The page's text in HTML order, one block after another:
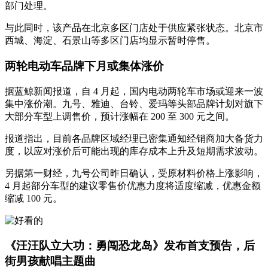
部门处理。
与此同时，该产品在北京多区门店处于供应紧张状态。北京市
西城、海淀、石景山等多区门店均显示暂时停售。
两轮电动车品牌下月或集体涨价
据蓝鲸新闻报道，自 4 月起，国内电动两轮车市场或迎来一波
集中涨价潮。九号、雅迪、台铃、爱玛等头部品牌计划对旗下
大部分车型上调售价，预计涨幅在 200 至 300 元之间。
报道指出，目前各品牌区域经理已密集通知经销商加大备货力
度，以应对涨价后可能出现的库存成本上升及短期需求波动。
另据第一财经，九号公司昨日确认，受原材料价格上涨影响，
4 月起部分车型的建议零售价优惠力度将适度缩减，优惠金额
缩减 100 元。
《汪汪队立大功：勇闯恐龙岛》发布首支预告，后
街男孩献唱主题曲